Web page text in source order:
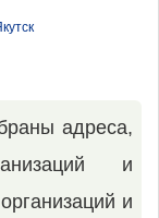
адреса,
и
и